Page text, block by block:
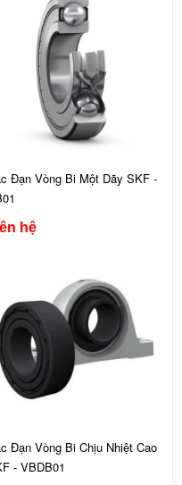
Đạn Vòng Bi Một Dãy SKF -
hệ
Đạn Vòng Bi Chịu Nhiệt Cao
- VBDB01